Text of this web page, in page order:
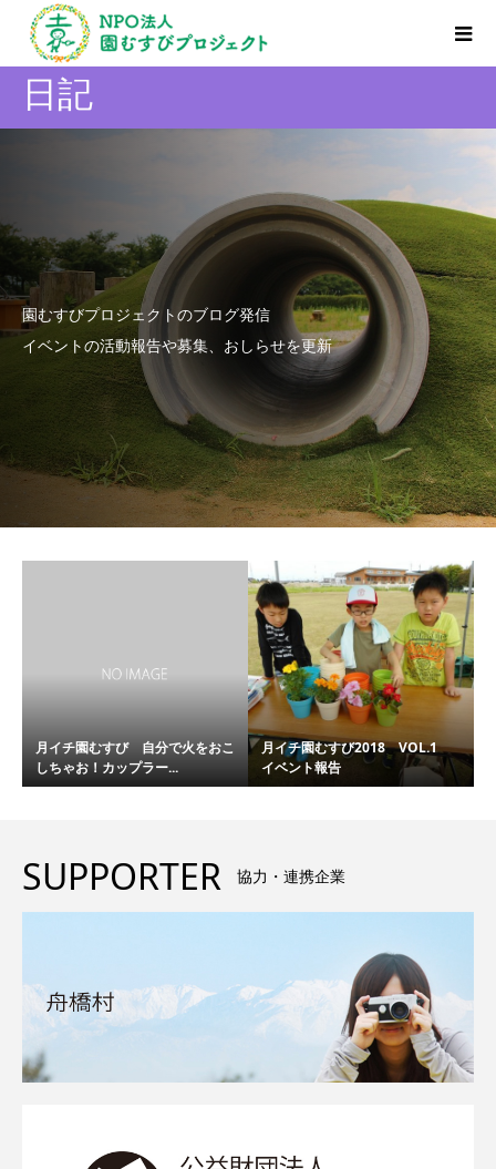
日記
園むすびプロジェクトのブログ発信
イベントの活動報告や募集、おしらせを更新
月イチ園むすび 自分で火をおこ
しちゃお！カップラー...
月イチ園むすび2018 VOL.1
イベント報告
SUPPORTER 協力・連携企業